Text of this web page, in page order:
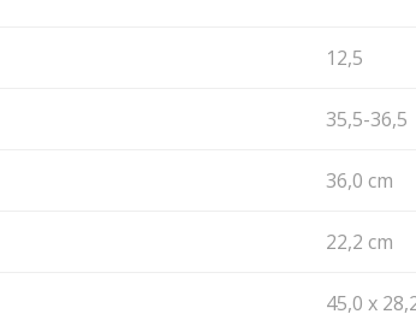
12,5
35,5-36,5
36,0 cm
22,2 cm
45,0 x